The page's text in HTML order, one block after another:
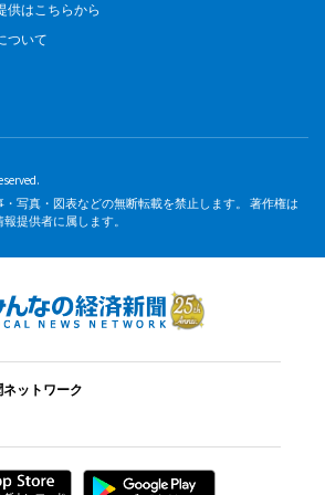
供はこちらから
ついて
写真・図表などの無断転載を禁止します。 著作権は
提供者に属します。
ットワーク